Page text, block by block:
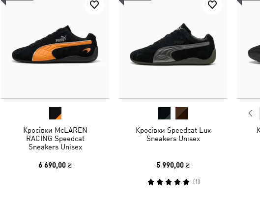
Кросівки McLAREN
RACING Speedcat
Sneakers Unisex
6 690,00 ₴
Кросівки Speedcat Lux
Sneakers Unisex
5 990,00 ₴
(1 )